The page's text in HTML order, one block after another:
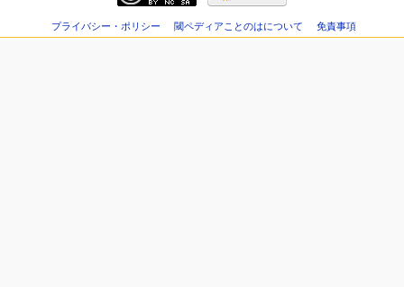
プライバシー・ポリシー 閾ペディアことのはについて 免責事項